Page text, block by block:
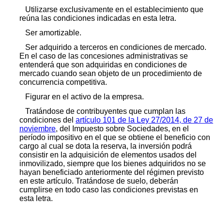
Utilizarse exclusivamente en el establecimiento que
reúna las condiciones indicadas en esta letra.
Ser amortizable.
Ser adquirido a terceros en condiciones de mercado.
En el caso de las concesiones administrativas se
entenderá que son adquiridas en condiciones de
mercado cuando sean objeto de un procedimiento de
concurrencia competitiva.
Figurar en el activo de la empresa.
Tratándose de contribuyentes que cumplan las
condiciones del artículo 101 de la Ley 27/2014, de 27 de
noviembre, del Impuesto sobre Sociedades, en el
período impositivo en el que se obtiene el beneficio con
cargo al cual se dota la reserva, la inversión podrá
consistir en la adquisición de elementos usados del
inmovilizado, siempre que los bienes adquiridos no se
hayan beneficiado anteriormente del régimen previsto
en este artículo. Tratándose de suelo, deberán
cumplirse en todo caso las condiciones previstas en
esta letra.